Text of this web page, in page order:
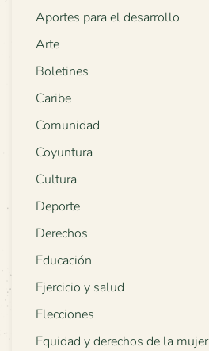
Aportes para el desarrollo
Arte
Boletines
Caribe
Comunidad
Coyuntura
Cultura
Deporte
Derechos
Educación
Ejercicio y salud
Elecciones
Equidad y derechos de la mujer